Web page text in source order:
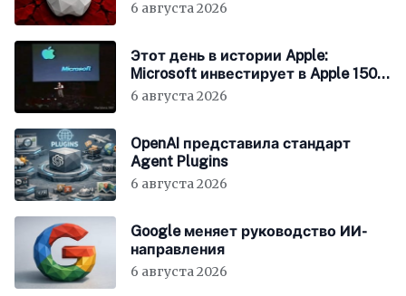
6 августа 2026
Этот день в истории Apple:
Microsoft инвестирует в Apple 150
миллионов долларов
6 августа 2026
OpenAI представила стандарт
Agent Plugins
6 августа 2026
Google меняет руководство ИИ-
направления
6 августа 2026